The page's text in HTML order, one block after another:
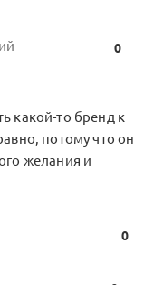
0
какой-то бренд к
потому что он
желания и
0